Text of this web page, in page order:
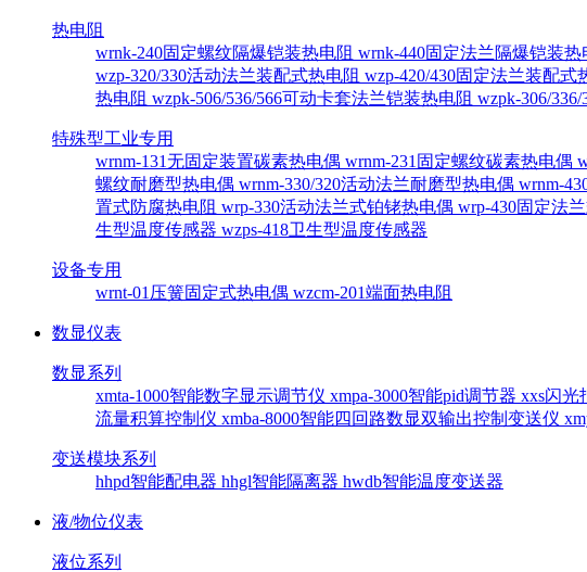
热电阻
wrnk-240固定螺纹隔爆铠装热电阻 wrnk-440固定法兰隔爆铠装热
wzp-320/330活动法兰装配式热电阻 wzp-420/430固定法兰装配式
热电阻 wzpk-506/536/566可动卡套法兰铠装热电阻 wzpk-306/
特殊型工业专用
wrnm-131无固定装置碳素热电偶 wrnm-231固定螺纹碳素热电偶
螺纹耐磨型热电偶 wrnm-330/320活动法兰耐磨型热电偶 wrnm-
置式防腐热电阻 wrp-330活动法兰式铂铑热电偶 wrp-430固定法
生型温度传感器 wzps-418卫生型温度传感器
设备专用
wrnt-01压簧固定式热电偶 wzcm-201端面热电阻
数显仪表
数显系列
xmta-1000智能数字显示调节仪 xmpa-3000智能pid调节器 xxs闪光
流量积算控制仪 xmba-8000智能四回路数显双输出控制变送仪
变送模块系列
hhpd智能配电器 hhgl智能隔离器 hwdb智能温度变送器
液/物位仪表
液位系列